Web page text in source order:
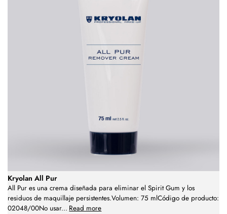
Kryolan All Pur
All Pur es una crema diseñada para eliminar el Spirit Gum y los
residuos de maquillaje persistentes.Volumen: 75 mlCódigo de producto:
02048/00No usar... Read more